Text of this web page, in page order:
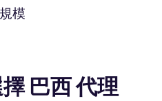
模
巴西 代理